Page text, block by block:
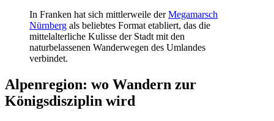
In Franken hat sich mittlerweile derMegamarsch
Nürnberg als beliebtes Format etabliert, das die
mittelalterliche Kulisse der Stadt mit den
naturbelassenen Wanderwegen des Umlandes
verbindet.
Alpenregion: wo Wandern zur
Königsdisziplin wird